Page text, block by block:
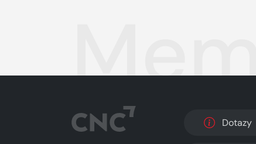
Dotazy